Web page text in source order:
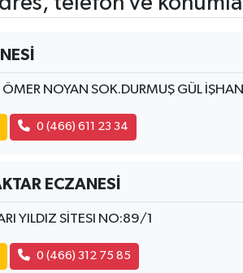
NOYAN SOK.DURMUŞ GÜL
0 (466) 611 23 34
ECZANESİ
YILDIZ SİTESI NO:89/1
0 (466) 312 75 85